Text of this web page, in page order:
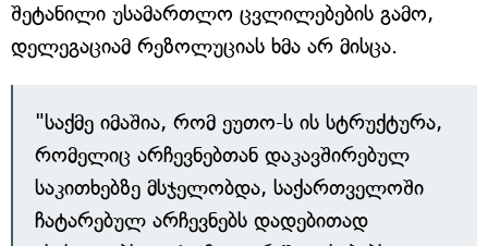
შეტანილი უსამართლო ცვლილებების გამო,
დელეგაციამ რეზოლუციას ხმა არ მისცა.
"საქმე იმაშია, რომ ეუთო-ს ის სტრუქტურა,
რომელიც არჩევნებთან დაკავშირებულ
საკითხებზე მსჯელობდა, საქართველოში
ჩატარებულ არჩევნებს დადებითად